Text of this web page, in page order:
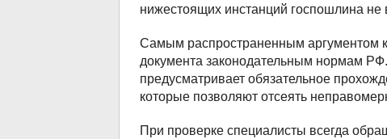
нижестоящих инстанций госпошлина не
Самым распространенным аргументом
документа законодательным нормам
предусматривает обязательное
которые позволяют отсеять
При проверке специалисты всегда